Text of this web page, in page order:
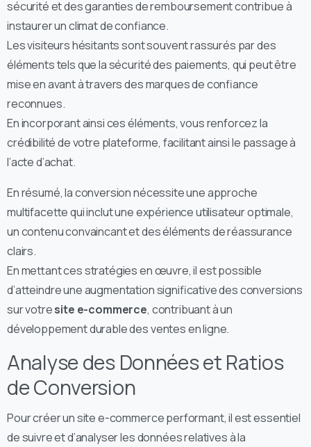
sécurité et des garanties de remboursement contribue à
instaurer un climat de confiance.
Les visiteurs hésitants sont souvent rassurés par des
éléments tels que la sécurité des paiements, qui peut être
mise en avant à travers des marques de confiance
reconnues.
En incorporant ainsi ces éléments, vous renforcez la
crédibilité de votre plateforme, facilitant ainsi le passage à
l’acte d’achat.
En résumé, la conversion nécessite une approche
multifacette qui inclut une expérience utilisateur optimale,
un contenu convaincant et des éléments de réassurance
clairs.
En mettant ces stratégies en œuvre, il est possible
d’atteindre une augmentation significative des conversions
sur votresite e-commerce, contribuant à un
développement durable des ventes en ligne.
Analyse des Données et Ratios
de Conversion
Pour créer un site e-commerce performant, il est essentiel
de suivre et d’analyser les données relatives à la